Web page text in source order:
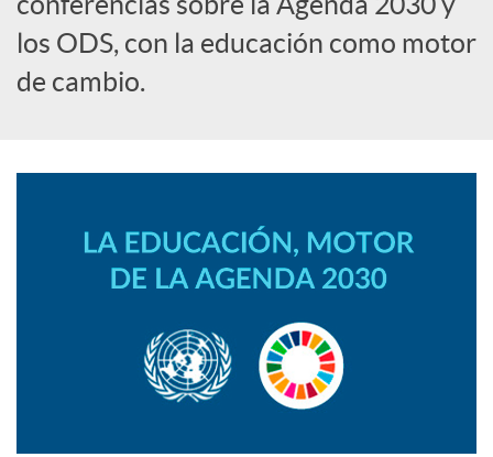
a
los ODS, con la educación como motor
de cambio.